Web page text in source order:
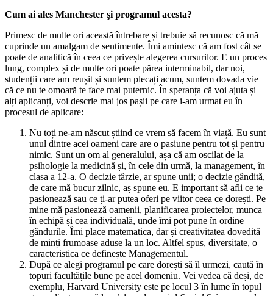
Cum ai ales Manchester şi programul acesta?
Primesc de multe ori această întrebare și trebuie să recunosc că mă
cuprinde un amalgam de sentimente. Îmi amintesc că am fost cât se
poate de analitică în ceea ce privește alegerea cursurilor. E un proces
lung, complex și de multe ori poate părea interminabil, dar noi,
studenții care am reușit și suntem plecați acum, suntem dovada vie
că ce nu te omoară te face mai puternic. În speranța că voi ajuta și
alți aplicanți, voi descrie mai jos pașii pe care i-am urmat eu în
procesul de aplicare:
Nu toți ne-am născut știind ce vrem să facem în viață. Eu sunt
unul dintre acei oameni care are o pasiune pentru tot și pentru
nimic. Sunt un om al generalului, așa că am oscilat de la
psihologie la medicină și, în cele din urmă, la management, în
clasa a 12-a. O decizie târzie, ar spune unii; o decizie gândită,
de care mă bucur zilnic, aș spune eu. E important să afli ce te
pasionează sau ce ți-ar putea oferi pe viitor ceea ce dorești. Pe
mine mă pasionează oamenii, planificarea proiectelor, munca
în echipă și cea individuală, unde îmi pot pune în ordine
gândurile. Îmi place matematica, dar și creativitatea dovedită
de minți frumoase aduse la un loc. Altfel spus, diversitate, o
caracteristica ce definește Managementul.
După ce alegi programul pe care dorești să îl urmezi, caută în
topuri facultățile bune pe acel domeniu. Vei vedea că deși, de
exemplu, Harvard University este pe locul 3 în lume în topul